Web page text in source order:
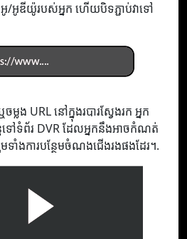
អូ/អូឌីយ៉ូរបស់អ្នក ហើយបិទភ្ជាប់វាទៅ
លង URL នៅក្នុងរបារស្វែងរក អ្នក
ទៅទំព័រ DVR ដែលអ្នកនឹងអាចកំណត់
ងការបន្ថែមចំណងជើងរងផងដែរ។.